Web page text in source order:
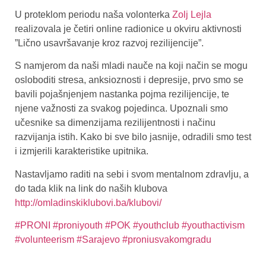
U proteklom periodu naša volonterka Zolj Lejla
realizovala je četiri online radionice u okviru aktivnosti
”Lično usavršavanje kroz razvoj rezilijencije”.
S namjerom da naši mladi nauče na koji način se mogu
osloboditi stresa, anksioznosti i depresije, prvo smo se
bavili pojašnjenjem nastanka pojma rezilijencije, te
njene važnosti za svakog pojedinca. Upoznali smo
učesnike sa dimenzijama rezilijentnosti i načinu
razvijanja istih. Kako bi sve bilo jasnije, odradili smo test
i izmjerili karakteristike upitnika.
Nastavljamo raditi na sebi i svom mentalnom zdravlju, a
do tada klik na link do naših klubova
http://omladinskiklubovi.ba/klubovi/
#PRONI #proniyouth #POK #youthclub #youthactivism
#volunteerism #Sarajevo #proniusvakomgradu